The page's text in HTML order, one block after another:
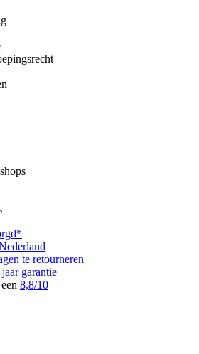
te retourneren
garantie
8,8/10